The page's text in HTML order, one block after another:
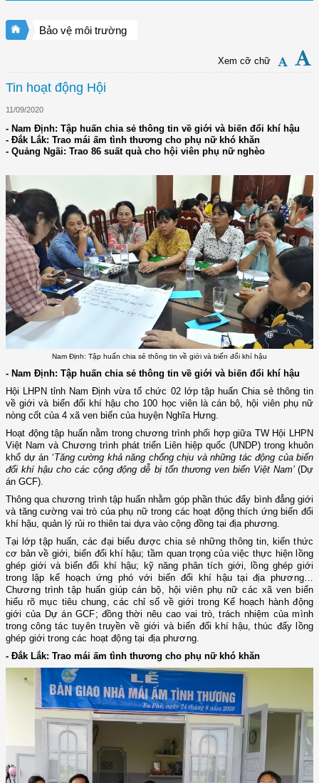
Bảo vệ môi trường
Xem cỡ chữ
Tin hoạt động Hội
11/09/2020
- Nam Định: Tập huấn chia sẻ thông tin về giới và biến đổi khí hậu
- Đắk Lắk: Trao mái ấm tình thương cho phụ nữ khó khăn
- Quảng Ngãi: Trao 86 suất quà cho hội viên phụ nữ nghèo
Nam Định: Tập huấn chia sẻ thông tin về giới và biến đổi khí hậu
- Nam Định: Tập huấn chia sẻ thông tin về giới và biến đổi khí hậu
Hội LHPN tỉnh Nam Định vừa tổ chức 02 lớp tập huấn Chia sẻ thông tin
về giới và biến đổi khí hậu cho 100 học viên là cán bộ, hội viên phụ nữ
nòng cốt của 4 xã ven biển của huyện Nghĩa Hưng.
Hoạt động tập huấn nằm trong chương trình phối hợp giữa TW Hội LHPN
Việt Nam và Chương trình phát triển Liên hiệp quốc (UNDP) trong khuôn
khổ dự án ‘Tăng cường khả năng chống chịu và những tác động của biến
đổi khí hậu cho các cộng động dễ bị tổn thương ven biển Việt Nam’ (Dự
án GCF).
Thông qua chương trình tập huấn nhằm góp phần thúc đẩy bình đẳng giới
và tăng cường vai trò của phụ nữ trong các hoạt động thích ứng biến đổi
khí hậu, quản lý rủi ro thiên tai dựa vào cộng đồng tại địa phương.
Tại lớp tập huấn, các đại biểu được chia sẻ những thông tin, kiến thức
cơ bản về giới, biến đổi khí hậu; tầm quan trọng của việc thực hiện lồng
ghép giới và biến đổi khí hậu; kỹ năng phân tích giới, lồng ghép giới
trong lập kế hoạch ứng phó với biến đổi khí hậu tại địa phương…
Chương trình tập huấn giúp cán bộ, hội viên phụ nữ các xã ven biển
hiểu rõ mục tiêu chung, các chỉ số về giới trong Kế hoạch hành động
giới của Dự án GCF; đồng thời nêu cao vai trò, trách nhiệm của mình
trong công tác tuyên truyền về giới và biến đổi khí hậu, thúc đẩy lồng
ghép giới trong các hoạt động tại địa phương.
- Đắk Lắk: Trao mái ấm tình thương cho phụ nữ khó khăn